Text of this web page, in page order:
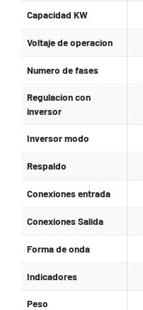
Capacidad KW
Voltaje de operacion
Numero de fases
Regulacion con
inversor
Inversor modo
Respaldo
Conexiones entrada
Conexiones Salida
Forma de onda
Indicadores
Peso